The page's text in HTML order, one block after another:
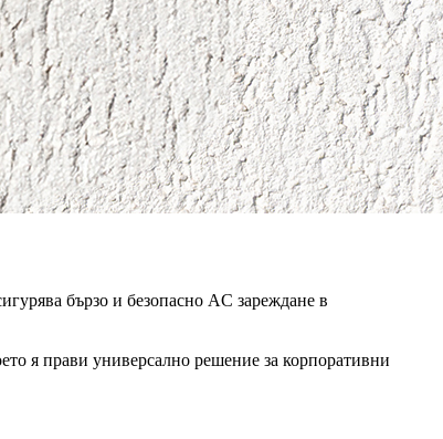
бързо и безопасно AC зареждане в
я прави универсално решение за корпоративни